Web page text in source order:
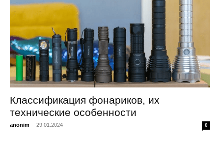
Классификация фонариков, их
технические особенности
anonim - 29.01.2024 0